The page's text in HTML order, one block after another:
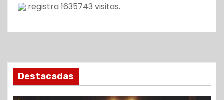
registra 1635743 visitas.
Destacadas